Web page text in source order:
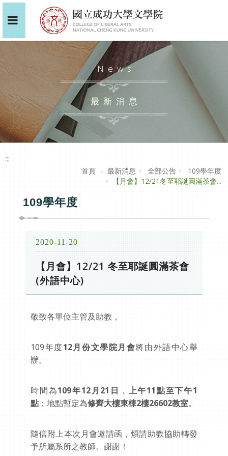
News
最新消息
:::
首頁
最新消息 全部公告
109學年度
【月會】12/21冬至耶誕圓滿茶會...
109學年度
2020-11-20
【月會】12/21 冬至耶誕圓滿茶會
(外語中心)
敬致各單位主管及助教，
109年度12月份文學院月會將由外語中心舉
辦。
時間為109年12月 21 日 ， 上午11點至下午1
點 ；地點暫定為修齊大樓東棟2樓26602教室。
隨信附上本次月會邀請函，煩請助教協助轉發
予所屬系所之教師。謝謝！